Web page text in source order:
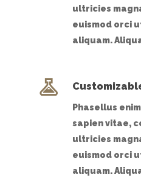
ultricies
euismod orci
aliquam.
Phasellus
sapien vitae,
ultricies
euismod orci
aliquam.